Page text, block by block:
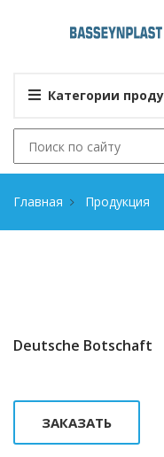
Категории
Главная Продукция
Deutsche Botschaft
ЗАКАЗАТЬ